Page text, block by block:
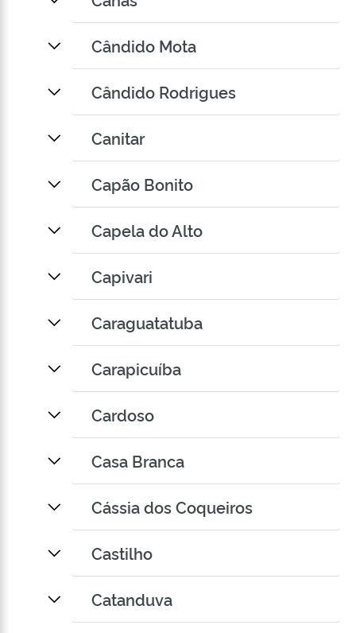
Cândido Mota
Cândido Rodrigues
Canitar
Capão Bonito
Capela do Alto
Capivari
Caraguatatuba
Carapicuíba
Cardoso
Casa Branca
Cássia dos Coqueiros
Castilho
Catanduva